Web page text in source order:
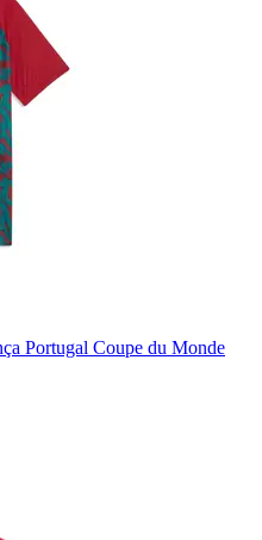
Portugal Coupe du Monde